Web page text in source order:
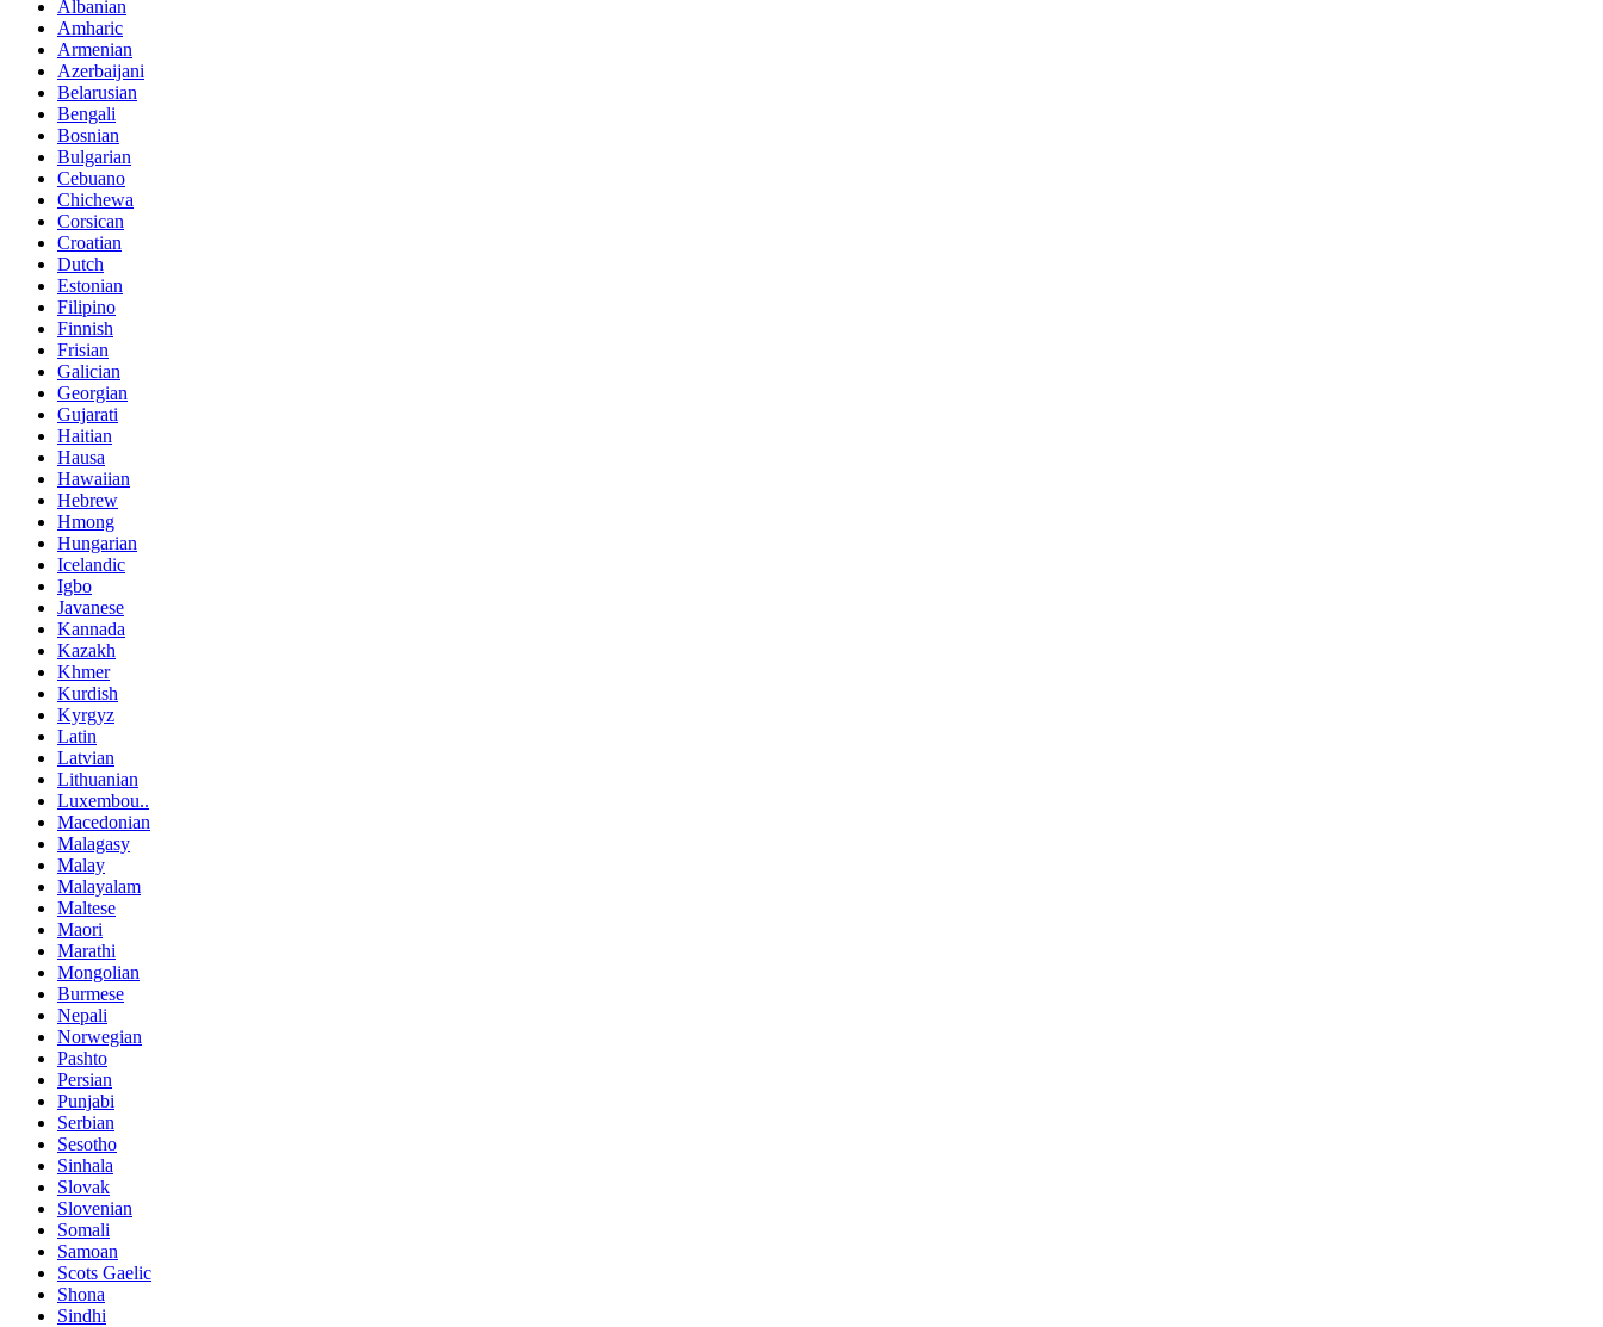
Albanian
Amharic
Armenian
Azerbaijani
Belarusian
Bengali
Bosnian
Bulgarian
Cebuano
Chichewa
Corsican
Croatian
Dutch
Estonian
Filipino
Finnish
Frisian
Galician
Georgian
Gujarati
Haitian
Hausa
Hawaiian
Hebrew
Hmong
Hungarian
Icelandic
Igbo
Javanese
Kannada
Kazakh
Khmer
Kurdish
Kyrgyz
Latin
Latvian
Lithuanian
Luxembou..
Macedonian
Malagasy
Malay
Malayalam
Maltese
Maori
Marathi
Mongolian
Burmese
Nepali
Norwegian
Pashto
Persian
Punjabi
Serbian
Sesotho
Sinhala
Slovak
Slovenian
Somali
Samoan
Scots Gaelic
Shona
Sindhi